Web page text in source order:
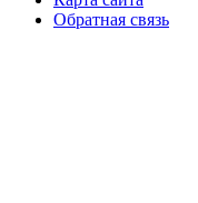
Обратная связь